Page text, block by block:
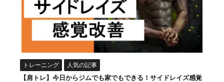
トレーニング 人気の記事
【肩トレ】今日からジムでも家でもできる！サイドレイズ感覚